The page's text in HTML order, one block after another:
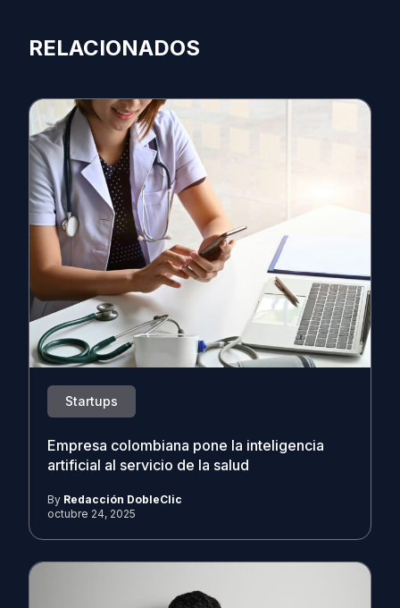
RELACIONADOS
Startups
Empresa colombiana pone la inteligencia
artificial al servicio de la salud
By Redacción DobleClic
octubre 24, 2025